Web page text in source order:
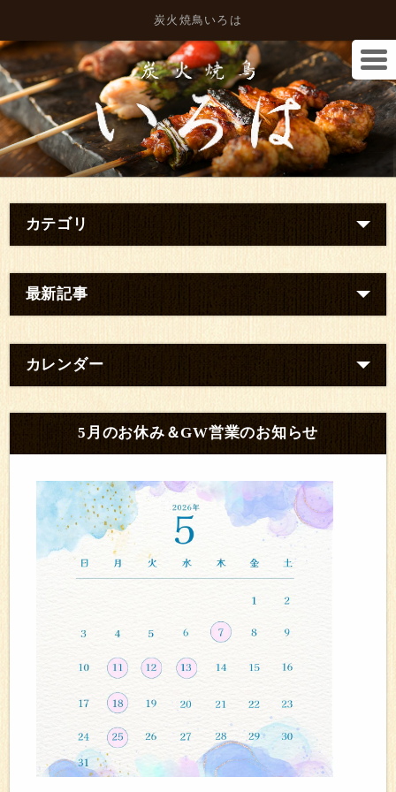
炭火焼鳥いろは
カテゴリ
最新記事
カレンダー
5月のお休み＆GW営業のお知らせ